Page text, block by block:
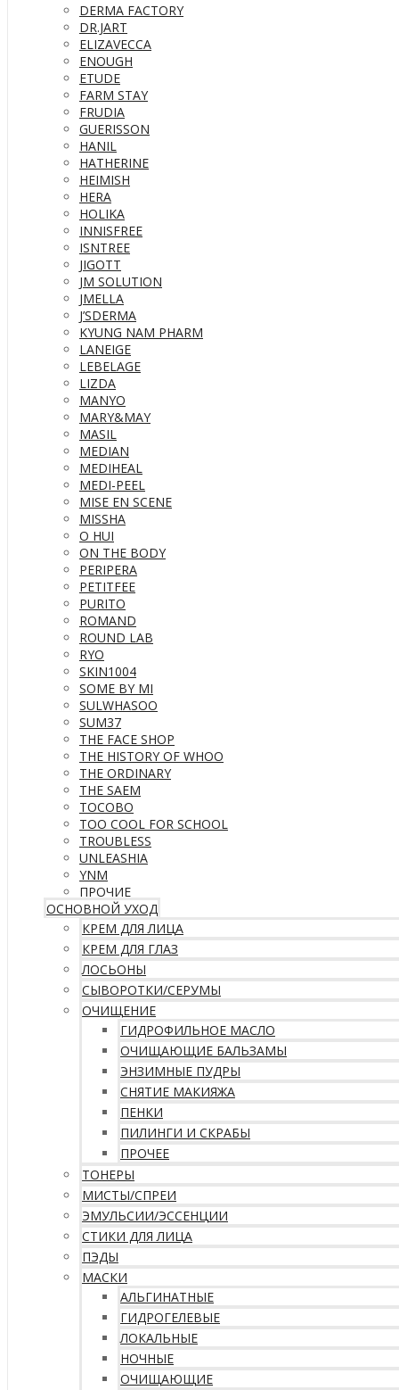
DERMA FACTORY
DR.JART
ELIZAVECCA
ENOUGH
ETUDE
FARM STAY
FRUDIA
GUERISSON
HANIL
HATHERINE
HEIMISH
HERA
HOLIKA
INNISFREE
ISNTREE
JIGOTT
JM SOLUTION
JMELLA
J’SDERMA
KYUNG NAM PHARM
LANEIGE
LEBELAGE
LIZDA
MANYO
MARY&MAY
MASIL
MEDIAN
MEDIHEAL
MEDI-PEEL
MISE EN SCENE
MISSHA
O HUI
ON THE BODY
PERIPERA
PETITFEE
PURITO
ROMAND
ROUND LAB
RYO
SKIN1004
SOME BY MI
SULWHASOO
SUM37
THE FACE SHOP
THE HISTORY OF WHOO
THE ORDINARY
THE SAEM
TOCOBO
TOO COOL FOR SCHOOL
TROUBLESS
UNLEASHIA
YNM
ПРОЧИЕ
ОСНОВНОЙ УХОД
КРЕМ ДЛЯ ЛИЦА
КРЕМ ДЛЯ ГЛАЗ
ЛОСЬОНЫ
СЫВОРОТКИ/СЕРУМЫ
ОЧИЩЕНИЕ
ГИДРОФИЛЬНОЕ МАСЛО
ОЧИЩАЮЩИЕ БАЛЬЗАМЫ
ЭНЗИМНЫЕ ПУДРЫ
СНЯТИЕ МАКИЯЖА
ПЕНКИ
ПИЛИНГИ И СКРАБЫ
ПРОЧЕЕ
ТОНЕРЫ
МИСТЫ/СПРЕИ
ЭМУЛЬСИИ/ЭССЕНЦИИ
СТИКИ ДЛЯ ЛИЦА
ПЭДЫ
МАСКИ
АЛЬГИНАТНЫЕ
ГИДРОГЕЛЕВЫЕ
ЛОКАЛЬНЫЕ
НОЧНЫЕ
ОЧИЩАЮЩИЕ